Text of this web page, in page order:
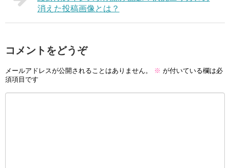
消えた投稿画像とは？
コメントをどうぞ
メールアドレスが公開されることはありません。 ※ が付いている欄は必
須項目です